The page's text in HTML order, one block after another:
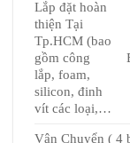
Lắp đặt hoàn
thiện Tại
Tp.HCM (bao
gồm công
lắp, foam,
silicon, đinh
vít các loại,…
Vận Chuyển ( 4